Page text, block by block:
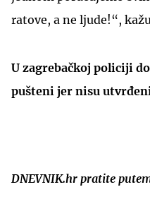
ratove, a ne ljude!“,
U zagrebačkoj policiji
pušteni jer nisu
DNEVNIK.hr pratite